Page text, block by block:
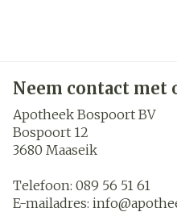
Neem contact met
Apotheek Bospoort BV
Bospoort 12
3680 Maaseik
Telefoon: 089 56 51 61
E-mailadres: info@